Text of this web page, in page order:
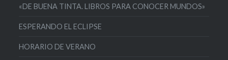
«DE BUENA TINTA. LIBROS PARA CONOCER MUNDOS»
ESPERANDO EL ECLIPSE
HORARIO DE VERANO